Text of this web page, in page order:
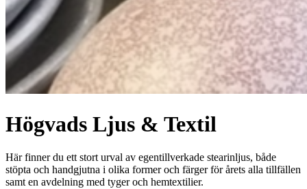
Högvads Ljus & Textil
Här finner du ett stort urval av egentillverkade stearinljus, både
stöpta och handgjutna i olika former och färger för årets alla tillfällen
samt en avdelning med tyger och hemtextilier.